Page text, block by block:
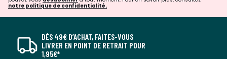
notre politique de confidentialité.
DÈS 49€ D’ACHAT, FAITES-VOUS
LIVRER EN POINT DE RETRAIT POUR
1,95€*